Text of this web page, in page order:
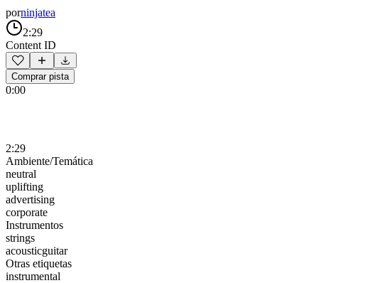
porninjatea
2:29
Content ID
Comprar pista
0:00
2:29
Ambiente/Temática
neutral
uplifting
advertising
corporate
Instrumentos
strings
acousticguitar
Otras etiquetas
instrumental